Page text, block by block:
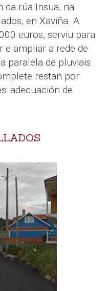
da rúa Insua, na
en Xaviña. A
euros, serviu para
e ampliar a rede de
paralela de pluviais.
restan por
adecuación de